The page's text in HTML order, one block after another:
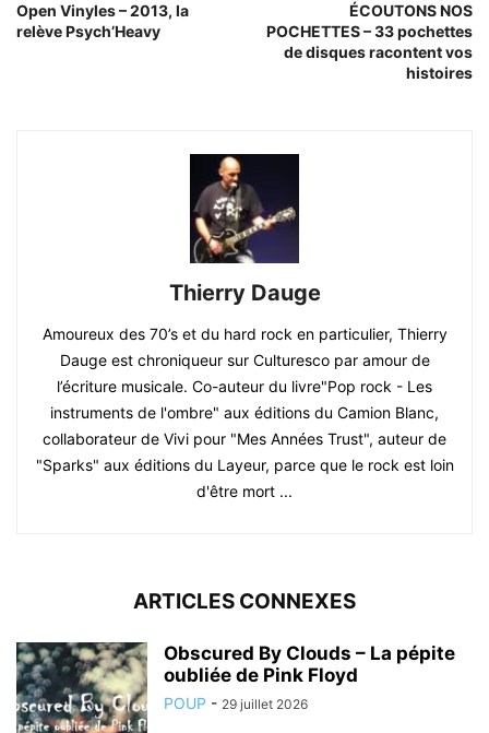
Open Vinyles – 2013, la
relève Psych’Heavy
ÉCOUTONS NOS
POCHETTES – 33 pochettes
de disques racontent vos
histoires
Thierry Dauge
Amoureux des 70’s et du hard rock en particulier, Thierry
Dauge est chroniqueur sur Culturesco par amour de
l’écriture musicale. Co-auteur du livre"Pop rock - Les
instruments de l'ombre" aux éditions du Camion Blanc,
collaborateur de Vivi pour "Mes Années Trust", auteur de
"Sparks" aux éditions du Layeur, parce que le rock est loin
d'être mort ...
ARTICLES CONNEXES
Obscured By Clouds – La pépite
oubliée de Pink Floyd
POUP - 29 juillet 2026